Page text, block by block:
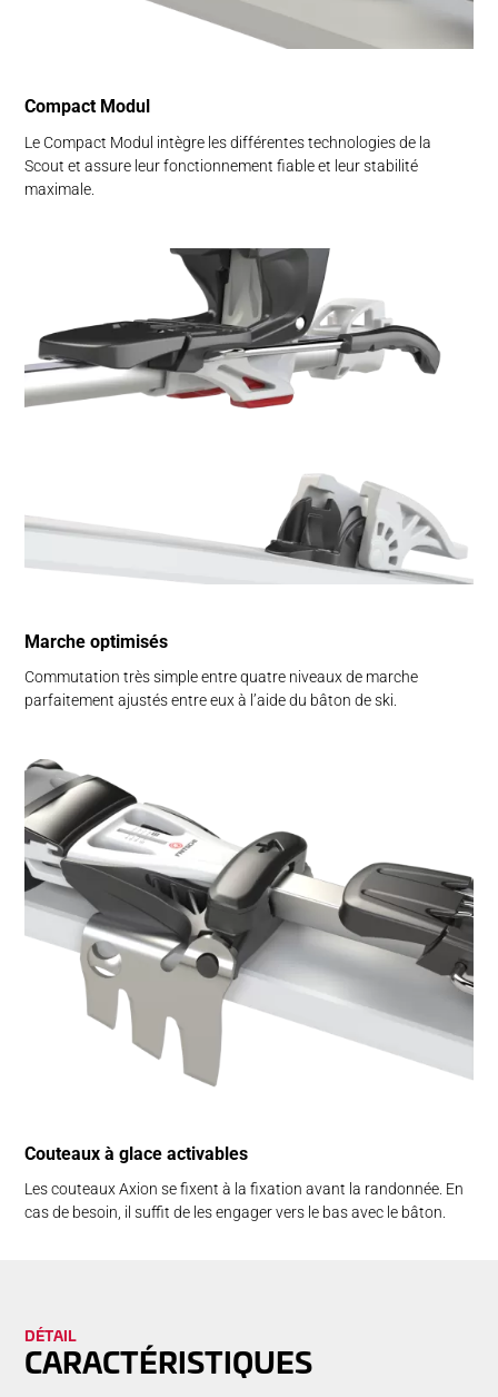
Compact Modul
Le Compact Modul intègre les différentes technologies de la
Scout et assure leur fonctionnement fiable et leur stabilité
maximale.
Marche optimisés
Commutation très simple entre quatre niveaux de marche
parfaitement ajustés entre eux à l’aide du bâton de ski.
Couteaux à glace activables
Les couteaux Axion se fixent à la fixation avant la randonnée. En
cas de besoin, il suffit de les engager vers le bas avec le bâton.
DÉTAIL
CA­RAC­TÉRIS­TIQUES